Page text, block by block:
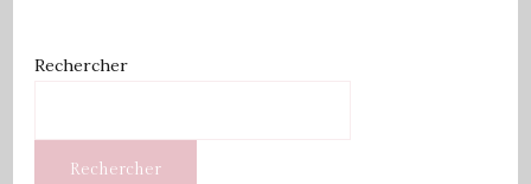
Rechercher
Rechercher